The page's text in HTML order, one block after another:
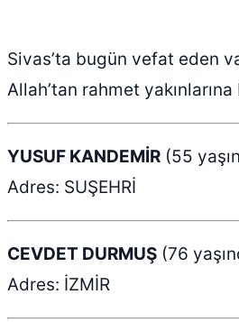
Sivas’ta bugün vefat eden
Allah’tan rahmet
YUSUF KANDEMİR (55
Adres: SUŞEHRİ
CEVDET DURMUŞ (76
Adres: İZMİR